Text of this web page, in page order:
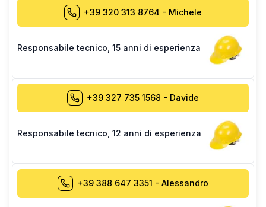
+39 320 313 8764 - Michele
Responsabile tecnico 15 anni di esperienza
+39 327 735 1568 - Davide
Responsabile tecnico 12 anni di esperienza
+39 388 647 3351 - Alessandro